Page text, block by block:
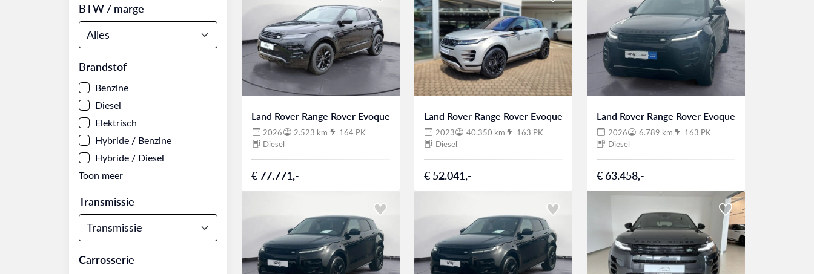
BTW / marge
Brandstof
Benzine
Diesel
Elektrisch
Hybride / Benzine
Hybride / Diesel
Transmissie
Carrosserie
Land Rover Range Rover Evoque
2026 2.523 km
164 PK
Diesel
€ 77.771,-
Land Rover Range Rover Evoque
2023 40.350 km
163 PK
Diesel
€ 52.041,-
Land Rover Range Rover Evoque
2026 6.789 km
163 PK
Diesel
€ 63.458,-